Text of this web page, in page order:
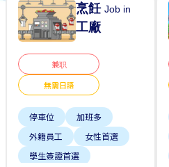
烹飪Job in
工廠
兼职
無需日語
停車位
加班多
外籍員工
女性首選
學生簽證首選